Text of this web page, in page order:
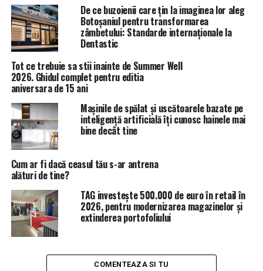
parte mă consumă pentru
că interacționez cu
energia invitatului meu”, a
declarat Denise pentru
sursa citată.
Cristi Borcea a fost unul dintre invitații remarcabili a lui
Denise Rifai
incomode.
Și Adrian Năstase a impresionat-o pe Denise Rifai,
prezentatoarea susținând că politicianul a lăsat-o să
pătrundă în intimitatea sa. Petre Roman a fost un alt
invitat remarcabil, care a fost foarte bucuros de
experiența emisiunii.
De ce buzoienii care țin la imaginea lor aleg
Botoșaniul pentru transformarea
zâmbetului: Standarde internaționale la
Dentastic
Tot ce trebuie sa stii inainte de Summer Well
2026. Ghidul complet pentru editia
aniversara de 15 ani
Mașinile de spălat și uscătoarele bazate pe
inteligență artificială îți cunosc hainele mai
bine decât tine
Cum ar fi dacă ceasul tău s-ar antrena
alături de tine?
TAG investește 500.000 de euro în retail în
2026, pentru modernizarea magazinelor și
extinderea portofoliului
COMENTEAZA SI TU